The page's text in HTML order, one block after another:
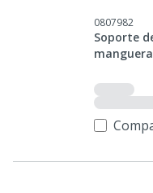
0807982
Soporte